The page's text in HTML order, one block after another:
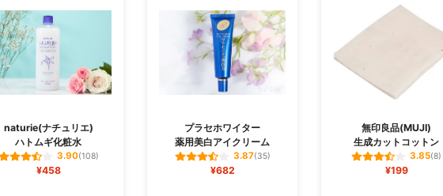
naturie(ナチュリエ)
ハトムギ化粧水
3.90(108)
¥458
プラセホワイター
薬用美白アイクリーム
3.87(35)
¥682
無印良品(MUJI)
生成カットコットン
3.85(8)
¥199